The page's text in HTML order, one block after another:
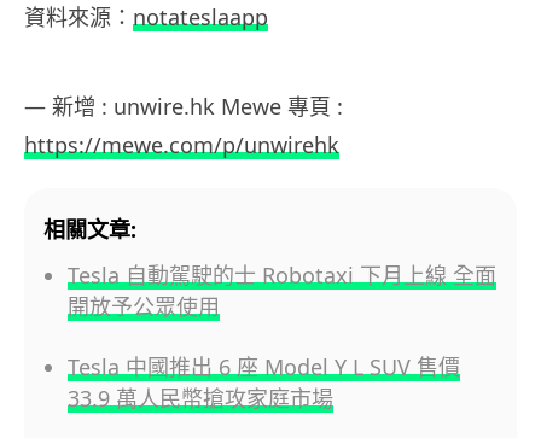
資料來源： notateslaapp
— 新增 : unwire.hk Mewe 專頁 :
https://mewe.com/p/unwirehk
相關文章:
Tesla 自動駕駛的士 Robotaxi 下月上線 全面
開放予公眾使用
Tesla 中國推出 6 座 Model Y L SUV 售價
33.9 萬人民幣搶攻家庭市場